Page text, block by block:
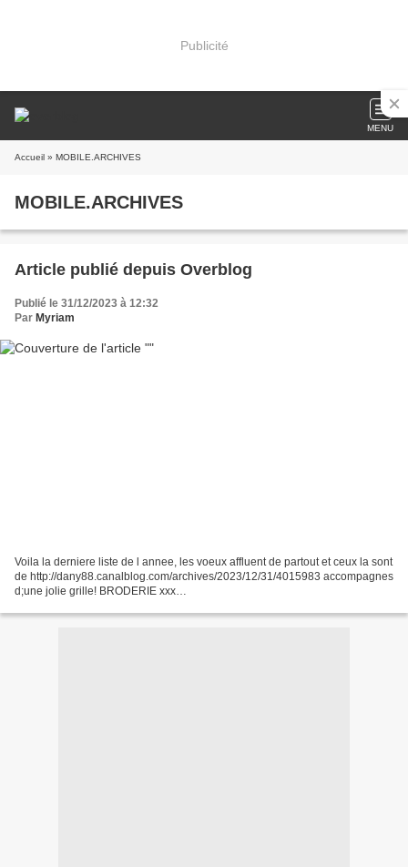
Publicité
MENU
Accueil » MOBILE.ARCHIVES
MOBILE.ARCHIVES
Article publié depuis Overblog
Publié le 31/12/2023 à 12:32
Par Myriam
Voila la derniere liste de l annee, les voeux affluent de partout et ceux la sont
de http://dany88.canalblog.com/archives/2023/12/31/4015983 accompagnes
d;une jolie grille! BRODERIE xxx